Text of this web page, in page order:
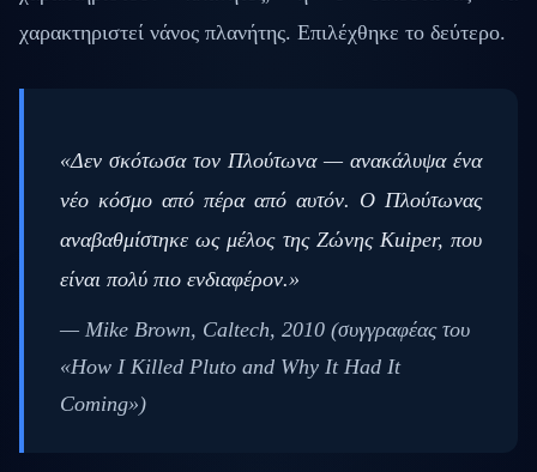
χαρακτηριστεί νάνος πλανήτης. Επιλέχθηκε το δεύτερο.
«Δεν σκότωσα τον Πλούτωνα — ανακάλυψα ένα
νέο κόσμο από πέρα από αυτόν. Ο Πλούτωνας
αναβαθμίστηκε ως μέλος της Ζώνης Kuiper, που
είναι πολύ πιο ενδιαφέρον.»
— Mike Brown, Caltech, 2010 (συγγραφέας του
«How I Killed Pluto and Why It Had It
Coming»)